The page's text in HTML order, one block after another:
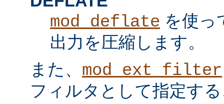
mod_deflate を使っ
出力を圧縮します。
また、 mod_ext_filter
フィルタとして指定す